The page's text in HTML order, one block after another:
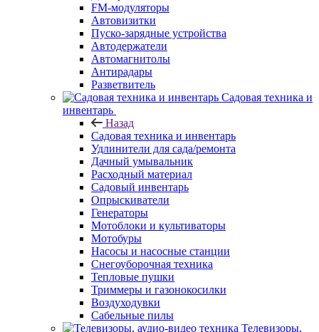
FM-модуляторы
Автовизитки
Пуско-зарядные устройства
Автодержатели
Автомагнитолы
Антирадары
Разветвитель
Садовая техника и
инвентарь
Назад
Садовая техника и инвентарь
Удлинители для сада/ремонта
Дачный умывальник
Расходный материал
Садовый инвентарь
Опрыскиватели
Генераторы
Мотоблоки и культиваторы
Мотобуры
Насосы и насосные станции
Снегоуборочная техника
Тепловые пушки
Триммеры и газонокосилки
Воздуходувки
Сабельные пилы
Телевизоры,